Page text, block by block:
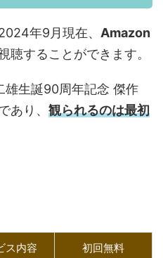
年9月現在、 Amazon
聴することができます。
雄生誕90周年記念 傑作
あり、 観られるのは最初
ス内容 初回無料